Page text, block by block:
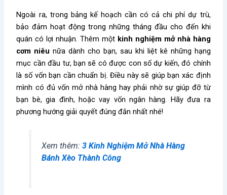
Ngoài ra, trong bảng kế hoạch cần có cả chi phí dự trù,
bảo đảm hoạt động trong những tháng đầu cho đến khi
quán có lợi nhuận. Thêm một kinh nghiệm mở nhà hàng
cơm niêu nữa dành cho bạn, sau khi liệt kê những hạng
mục cần đầu tư, bạn sẽ có được con số dự kiến, đó chính
là số vốn bạn cần chuẩn bị. Điều này sẽ giúp bạn xác định
mình có đủ vốn mở nhà hàng hay phải nhờ sự giúp đỡ từ
bạn bè, gia đình, hoặc vay vốn ngân hàng. Hãy đưa ra
phương hướng giải quyết đúng đắn nhất nhé!
Xem thêm: 3 Kinh Nghiệm Mở Nhà Hàng
Bánh Xèo Thành Công